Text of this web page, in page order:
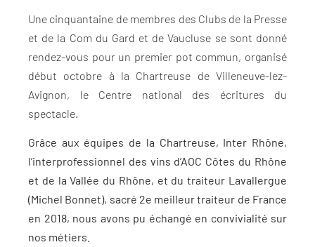
Une cinquantaine de membres des Clubs de la Presse
et de la Com du Gard et de Vaucluse se sont donné
rendez-vous pour un premier pot commun, organisé
début octobre à la Chartreuse de Villeneuve-lez-
Avignon, le Centre national des écritures du
spectacle.
Grâce aux équipes de la Chartreuse, Inter Rhône,
l’interprofessionnel des vins d’AOC Côtes du Rhône
et de la Vallée du Rhône, et du traiteur Lavallergue
(Michel Bonnet), sacré 2e meilleur traiteur de France
en 2018, nous avons pu échangé en convivialité sur
nos métiers.